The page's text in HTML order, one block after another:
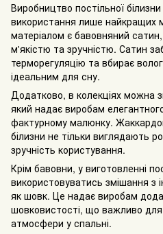
Виробництво постільної
використання лише найкращих
матеріалом є бавовняний
м'якістю та зручністю. Сатин
терморегуляцію та вбирає
ідеальним для сну.
Додатково, в колекціях можна
який надає виробам
фактурному малюнку.
білизни не тільки виглядають
зручність користування.
Крім бавовни, у виготовленні
використовуватись змішання з
як шовк. Це надає виробам
шовковистості, що важливо для
атмосфери у спальні.